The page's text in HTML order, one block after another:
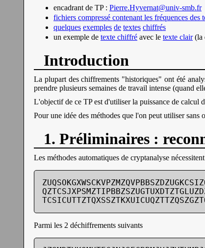
encadrant de TP : Pierre.Hyvernat@univ-smb.fr
fichiers compressé contenant les fréquences des
quelques exemples de textes chiffrés
un exemple de texte chiffré avec le texte clair(la
Introduction
La plupart des chiffrements "historiques" ont été
prendre plusieurs semaines de travail intense (quand
L'objectif de ce TP est d'utiliser la puissance de calcul
Pour une idée des méthodes que l'on peut utiliser sans
1. Préliminaires :
Les méthodes automatiques de cryptanalyse
Parmi les 2 déchiffrements suivants